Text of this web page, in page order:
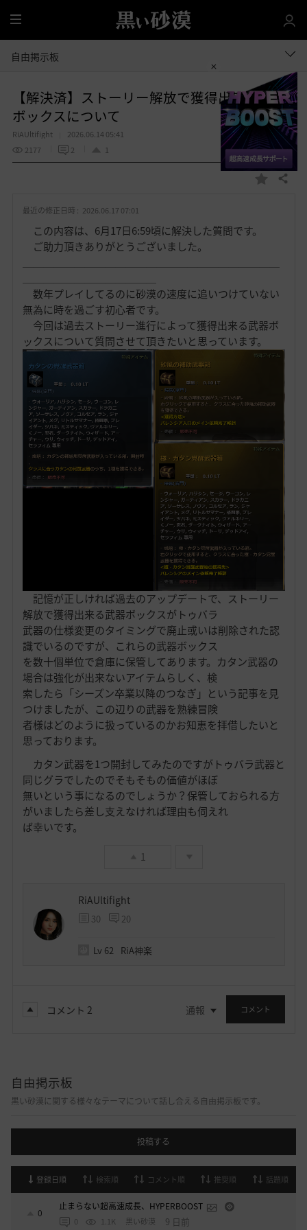
全
体
自由掲示板
【解決済】ストーリー解放で獲得出来る武器
ボックスについて
RiAUltifight
2026.06.14 05:41
2177
2 1
お 共有する
最近の修正日時 : 2026.06.17 07:01
この内容は、6月17日6:59頃に解決した質問です。
ご助力頂きありがとうございました。
数年プレイしてるのに砂漠の速度に追いつけていない
無為に時を過ごす初心者です。
今回は過去ストーリー進行によって獲得出来る武器ボ
ックスについて質問させて頂きたいと思っています。
記憶が正しければ過去のアップデートで、ストーリー
解放で獲得出来る武器ボックスがトゥバラ
武器の仕様変更のタイミングで廃止或いは削除された認
識でいるのですが、これらの武器ボックス
を数十個単位で倉庫に保管してあります。カタン武器の
場合は強化が出来ないアイテムらしく、検
索したら「シーズン卒業以降のつなぎ」という記事を見
つけましたが、この辺りの武器を熟練冒険
者様はどのように扱っているのかお知恵を拝借したいと
思っております。
カタン武器を1つ開封してみたのですがトゥバラ武器と
同じグラでしたのでそもそもの価値がほぼ
無いという事になるのでしょうか？保管しておられる方
がいましたら差し支えなければ理由も伺えれ
ば幸いです。
1
RiAUltifight
30 20
Lv 62 RiA神楽
コメント 2 通報 コメント
自由掲示板
黒い砂漠に関する様々なテーマについて話し合える自由掲示板です。
投稿する
登録日順 検索順 コメント順 推奨順 話題順
0
止まらない超高速成長、HYPERBOOST
0 1.1K 黒い砂漠 9 日前